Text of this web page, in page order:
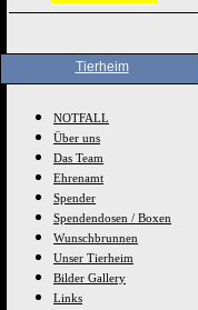
Tierheim
NOTFALL
Über uns
Das Team
Ehrenamt
Spender
Spendendosen / Boxen
Wunschbrunnen
Unser Tierheim
Bilder Gallery
Links